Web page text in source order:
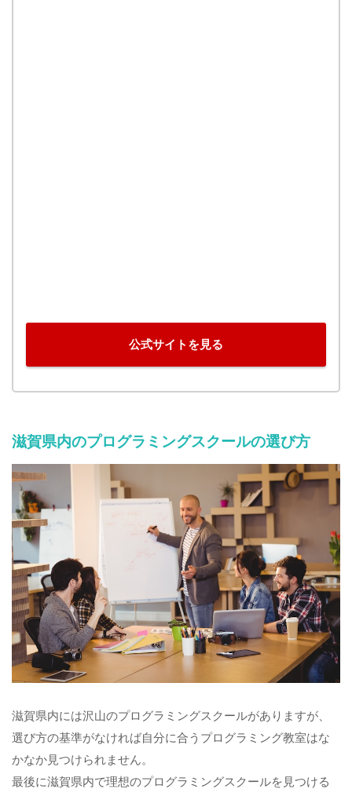
公式サイトを見る
滋賀県内のプログラミングスクールの選び方
滋賀県内には沢山のプログラミングスクールがありますが、
選び方の基準がなければ自分に合うプログラミング教室はな
かなか見つけられません。
最後に滋賀県内で理想のプログラミングスクールを見つける